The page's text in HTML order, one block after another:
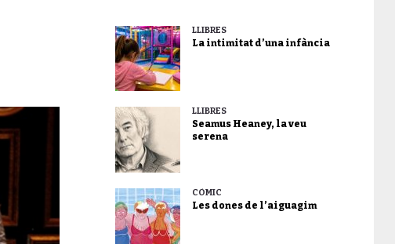
LLIBRES
La intimitat d’una infància
LLIBRES
Seamus Heaney, la veu
serena
CÒMIC
Les dones de l’aiguagim